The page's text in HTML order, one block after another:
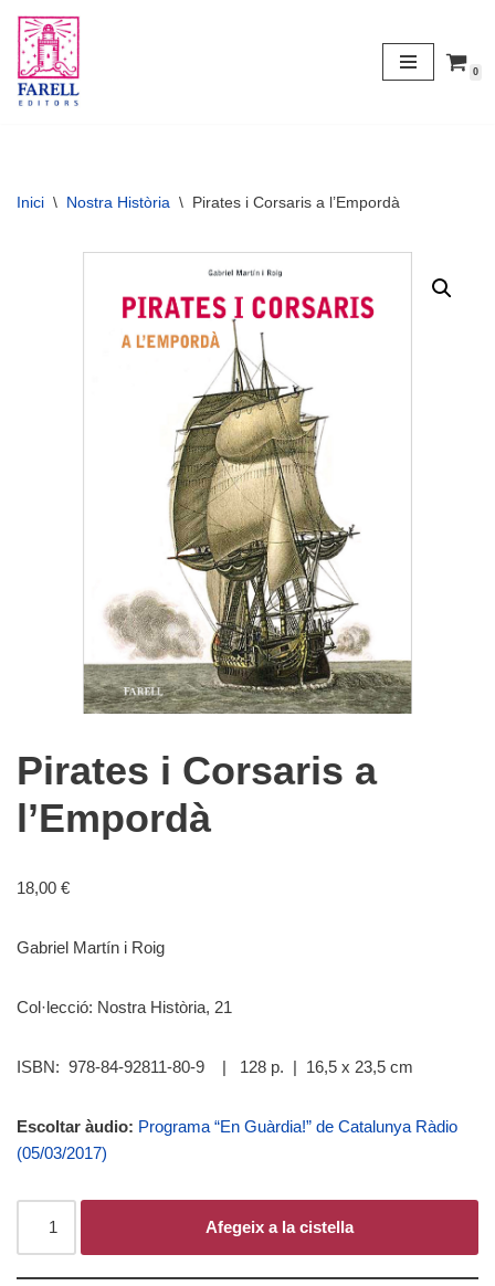
Vés
al
contingut
0
Inici \ Nostra Història \ Pirates i Corsaris a l’Empordà
Pirates i Corsaris a
l’Empordà
18,00 €
Gabriel Martín i Roig
Col·lecció: Nostra Història, 21
ISBN: 978-84-92811-80-9 | 128 p. | 16,5 x 23,5 cm
Escoltar àudio: Programa “En Guàrdia!” de Catalunya Ràdio
(05/03/2017)
Afegeix a la cistella